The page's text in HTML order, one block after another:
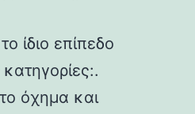
ίδιο επίπεδο
όχημα και